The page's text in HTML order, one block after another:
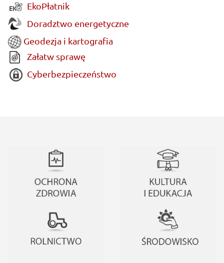
EkoPłatnik
Doradztwo energetyczne
Geodezja i kartografia
Załatw sprawę
Cyberbezpieczeństwo